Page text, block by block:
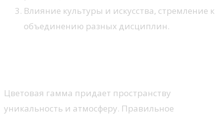
Влияние культуры и искусства, стремление к
объединению разных дисциплин.
Цветовая гамма придает пространству
уникальность и атмосферу. Правильное